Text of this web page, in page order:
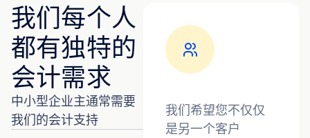
我们每个人
都有独特的
会计需求
中小型企业主通常需要
我们的会计支持
我们希望您不仅仅
是另一个客户